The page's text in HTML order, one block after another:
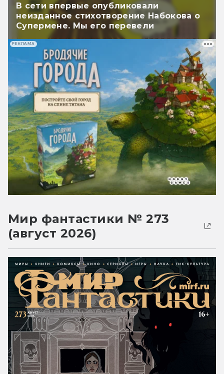
В сети впервые опубликовали
неизданное стихотворение Набокова о
Супермене. Мы его перевели
РЕКЛАМА
Мир фантастики № 273
(август 2026)